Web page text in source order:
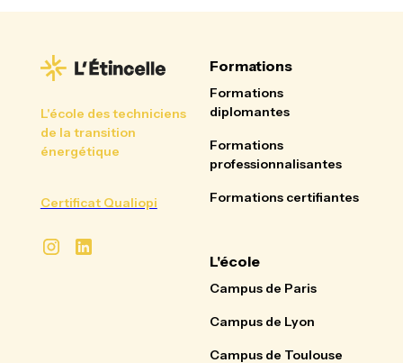
L'école des techniciens
de la transition
énergétique
Certificat Qualiopi
Formations
Formations
diplomantes
Formations
professionnalisantes
Formations certifiantes
L'école
Campus de Paris
Campus de Lyon
Campus de Toulouse